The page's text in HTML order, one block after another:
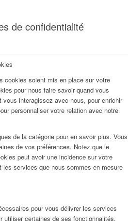
de confidentialité
cookies soient mis en place sur votre
pour nous faire savoir quand vous
interagissez avec nous, pour enrichir
personnaliser votre relation avec notre
de la catégorie pour en savoir plus. Vous
de vos préférences. Notez que le
peut avoir une incidence sur votre
services que nous sommes en mesure
pour vous délivrer les services
utiliser certaines de ses fonctionnalités.